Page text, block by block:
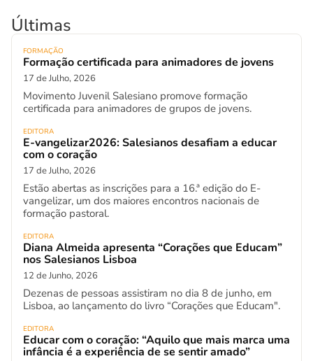
Últimas
FORMAÇÃO
Formação certificada para animadores de jovens
17 de Julho, 2026
Movimento Juvenil Salesiano promove formação
certificada para animadores de grupos de jovens.
EDITORA
E-vangelizar2026: Salesianos desafiam a educar
com o coração
17 de Julho, 2026
Estão abertas as inscrições para a 16.ª edição do E-
vangelizar, um dos maiores encontros nacionais de
formação pastoral.
EDITORA
Diana Almeida apresenta “Corações que Educam”
nos Salesianos Lisboa
12 de Junho, 2026
Dezenas de pessoas assistiram no dia 8 de junho, em
Lisboa, ao lançamento do livro “Corações que Educam".
EDITORA
Educar com o coração: “Aquilo que mais marca uma
infância é a experiência de se sentir amado”